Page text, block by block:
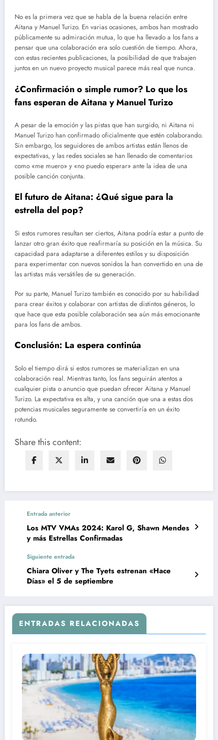
No es la primera vez que se habla de la buena relación entre
Aitana y Manuel Turizo. En varias ocasiones, ambos han mostrado
públicamente su admiración mutua, lo que ha llevado a los fans a
pensar que una colaboración era solo cuestión de tiempo. Ahora,
con estas recientes publicaciones, la posibilidad de que trabajen
juntos en un nuevo proyecto musical parece más real que nunca.
¿Confirmación o simple rumor? Lo que los
fans esperan de Aitana y Manuel Turizo
A pesar de la emoción y las pistas que han surgido, ni Aitana ni
Manuel Turizo han confirmado oficialmente que estén colaborando.
Sin embargo, los seguidores de ambos artistas están llenos de
expectativas, y las redes sociales se han llenado de comentarios
como «me muero» y «no puedo esperar» ante la idea de una
posible canción conjunta.
El futuro de Aitana: ¿Qué sigue para la
estrella del pop?
Si estos rumores resultan ser ciertos, Aitana podría estar a punto de
lanzar otro gran éxito que reafirmaría su posición en la música. Su
capacidad para adaptarse a diferentes estilos y su disposición
para experimentar con nuevos sonidos la han convertido en una de
las artistas más versátiles de su generación.
Por su parte, Manuel Turizo también es conocido por su habilidad
para crear éxitos y colaborar con artistas de distintos géneros, lo
que hace que esta posible colaboración sea aún más emocionante
para los fans de ambos.
Conclusión: La espera continúa
Solo el tiempo dirá si estos rumores se materializan en una
colaboración real. Mientras tanto, los fans seguirán atentos a
cualquier pista o anuncio que puedan ofrecer Aitana y Manuel
Turizo. La expectativa es alta, y una canción que una a estas dos
potencias musicales seguramente se convertiría en un éxito
rotundo.
Share this content:
Entrada anterior
Los MTV VMAs 2024: Karol G, Shawn Mendes
y más Estrellas Confirmadas
Siguiente entrada
Chiara Oliver y The Tyets estrenan «Hace
Días» el 5 de septiembre
ENTRADAS RELACIONADAS